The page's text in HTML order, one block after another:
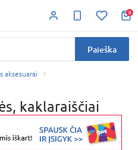
0
Paieška
aksesuarai
kaklaraiščiai